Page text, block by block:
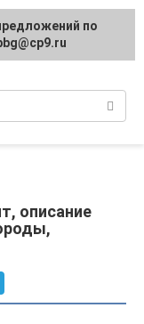
описание
по